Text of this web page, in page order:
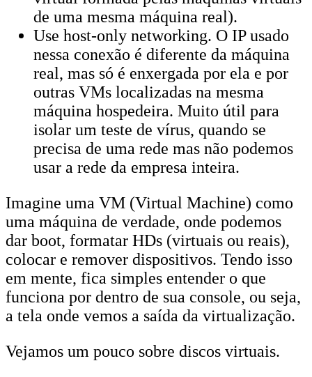
de uma mesma máquina real).
Use host-only networking. O IP usado
nessa conexão é diferente da máquina
real, mas só é enxergada por ela e por
outras VMs localizadas na mesma
máquina hospedeira. Muito útil para
isolar um teste de vírus, quando se
precisa de uma rede mas não podemos
usar a rede da empresa inteira.
Imagine uma VM (Virtual Machine) como
uma máquina de verdade, onde podemos
dar boot, formatar HDs (virtuais ou reais),
colocar e remover dispositivos. Tendo isso
em mente, fica simples entender o que
funciona por dentro de sua console, ou seja,
a tela onde vemos a saída da virtualização.
Vejamos um pouco sobre discos virtuais.